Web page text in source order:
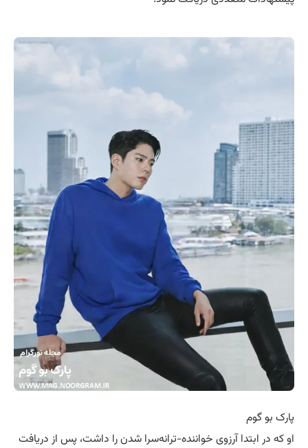
پارک بو گوم
او که در ابتدا آرزوی خواننده-ترانه‌سرا شدن را داشت، پس از دریافت